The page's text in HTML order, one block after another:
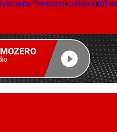
Variante TremezzinaVideolab